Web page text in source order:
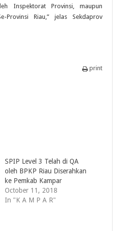
Inspektorat Provinsi, maupun
Provinsi Riau,” jelas Sekdaprov
print
SPIP Level 3 Telah di QA
oleh BPKP Riau Diserahkan
ke Pemkab Kampar
October 11, 2018
In "K A M P A R"